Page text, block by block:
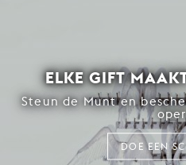
ELKE GIFT
Steun de Munt en
DOE EEN